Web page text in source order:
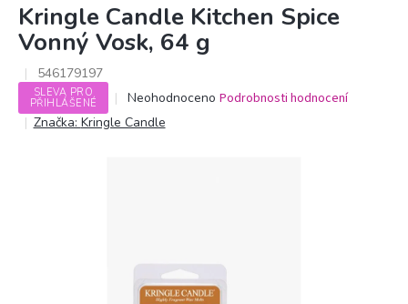
Kringle Candle Kitchen Spice
Vonný Vosk, 64 g
546179197
SLEVA PRO
PŘIHLÁŠENÉ
Průměrné
hodnocení
produktu
Neohodnoceno Podrobnosti hodnocení
Značka: Kringle Candle